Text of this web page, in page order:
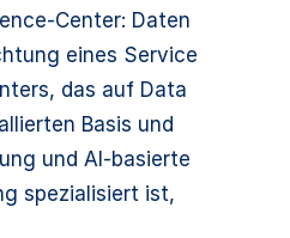
Center: Daten
eines Service
das auf Data
Basis und
und AI-basierte
spezialisiert ist,